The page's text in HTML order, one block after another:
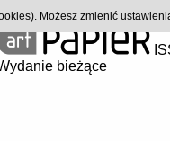
bieżące
Możesz zmienić